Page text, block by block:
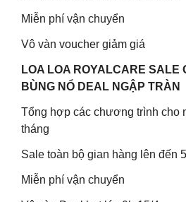
Miễn phí vận chuyển
Vô vàn voucher giảm giá
LOA LOA ROYALCARE SALE
BÙNG NỔ DEAL NGẬP TRÀN
Tổng hợp các chương trình cho
tháng
Sale toàn bộ gian hàng lên đến
Miễn phí vận chuyển